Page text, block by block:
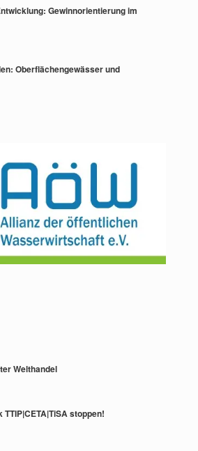
Gewinnorientierung im
Oberflächengewässer und
Welthandel
stoppen!